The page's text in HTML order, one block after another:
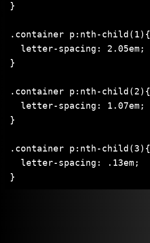
}
.container p:nth-child(1){
  letter-spacing: 2.05em;
}
.container p:nth-child(2){
  letter-spacing: 1.07em;
}
.container p:nth-child(3){
  letter-spacing: .13em;
}